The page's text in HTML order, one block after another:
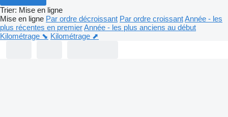
Trier: Mise en ligne
Mise en ligne Par ordre décroissant Par ordre croissantAnnée - les
plus récentes en premierAnnée - les plus anciens au début
Kilométrage ⬊ Kilométrage ⬈